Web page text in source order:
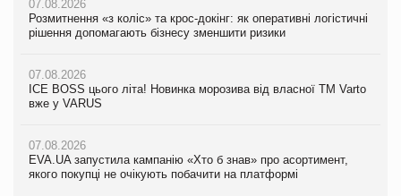
07.08.2026
Розмитнення «з коліс» та крос-докінг: як оперативні логістичні
рішення допомагають бізнесу зменшити ризики
07.08.2026
ICE BOSS цього літа! Новинка морозива від власної ТМ Varto
вже у VARUS
07.08.2026
EVA.UA запустила кампанію «Хто б знав» про асортимент,
якого покупці не очікують побачити на платформі
07.08.2026
EVA.UA запустила кампанію «Хто б знав» про асортимент,
06.08.2026
Смачна новинка для хвостатих: у VARUS з’явилися паучі
05.08.2026
Мережа супермаркетів VARUS купує мережу магазинів
07.08.2026
Kraft Heinz скоротила збиток у першому півріччі
Продажі Hugo Boss впали на 9%